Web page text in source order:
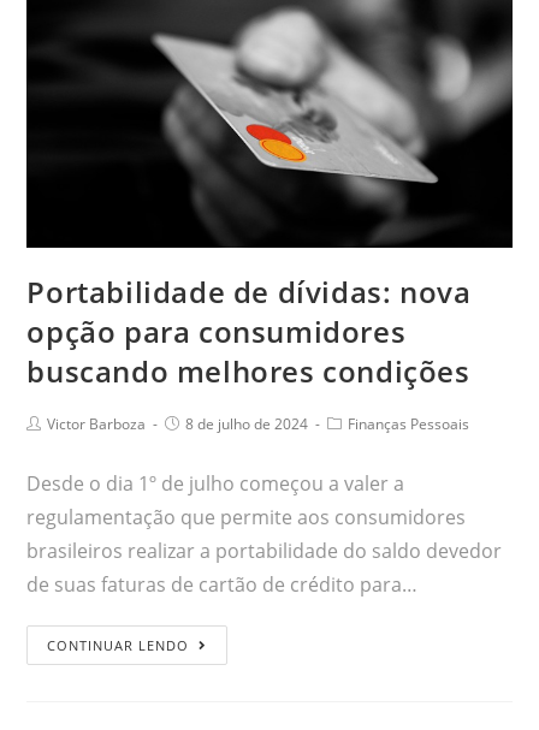
Portabilidade de dívidas: nova
opção para consumidores
buscando melhores condições
Victor Barboza 8 de julho de 2024 Finanças Pessoais
Desde o dia 1º de julho começou a valer a
regulamentação que permite aos consumidores
brasileiros realizar a portabilidade do saldo devedor
de suas faturas de cartão de crédito para…
CONTINUAR LENDO